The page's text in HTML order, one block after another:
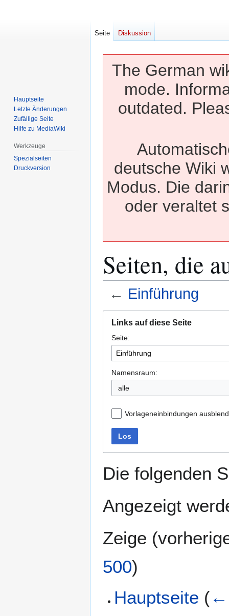
The German
mode.
outdated.
deutsche Wiki
Modus. Die
oder veraltet
Seiten, die
← Einführung
Navigation
springen
Suche
springen
Links auf diese Seite
Seite:
Namensraum:
alle
Vorlageneinbindungen
Los
Die folgenden
Angezeigt
Zeige (
500)
Hauptseite (←
Seite Diskussion
Hauptseite
Letzte Änderungen
Zufällige Seite
Hilfe zu MediaWiki
Werkzeuge
Spezialseiten
Druckversion